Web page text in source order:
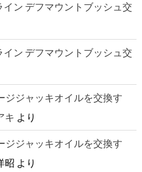
ン デフマウントブッシュ交
ン デフマウントブッシュ交
ジジャッキオイルを交換す
キ より
ジジャッキオイルを交換す
昭 より